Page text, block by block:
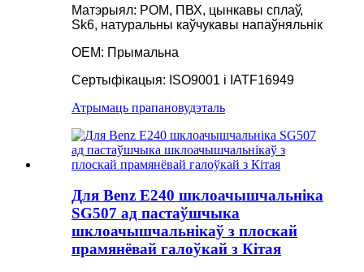
Матэрыял: POM, ПВХ, цынкавы сплаў,
Sk6, натуральны каўчукавы напаўняльнік
OEM: Прымальна
Сертыфікацыя: ISO9001 і IATF16949
Атрымаць прапановудэталь
Для Benz E240 шклоачышчальніка
SG507 ад пастаўшчыка
шклоачышчальнікаў з плоскай
прамянёвай галоўкай з Кітая